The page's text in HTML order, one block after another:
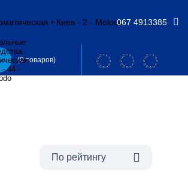
067 4913385
(0 товаров)
По рейтингу